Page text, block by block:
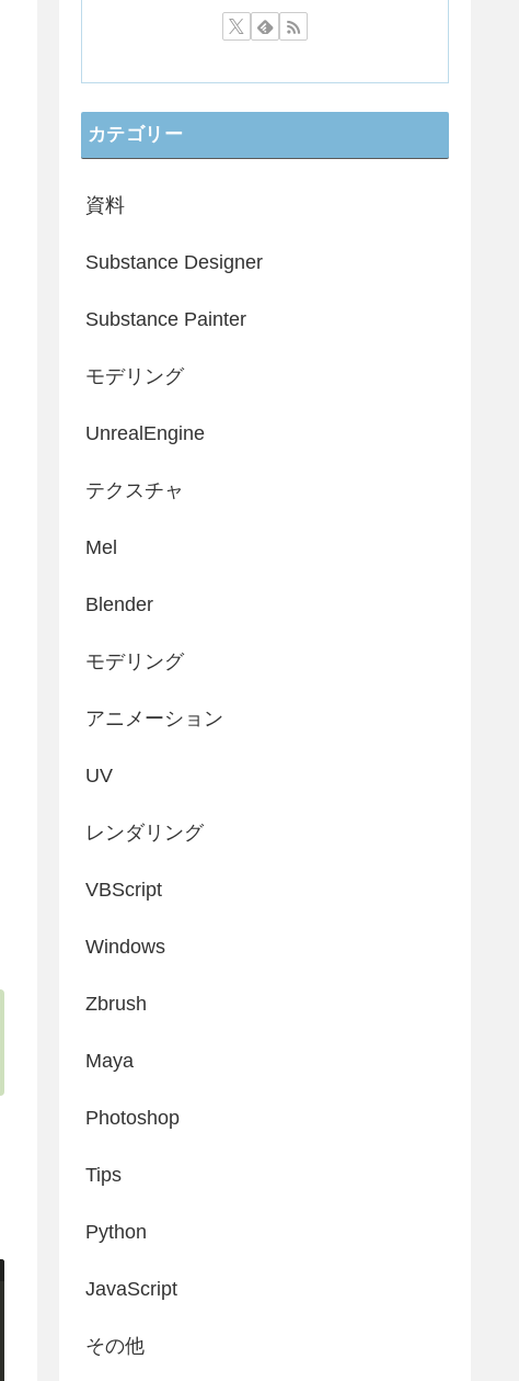
カテゴリー
資料
Substance Designer
Substance Painter
モデリング
UnrealEngine
テクスチャ
Mel
Blender
モデリング
アニメーション
UV
レンダリング
VBScript
Windows
Zbrush
Maya
Photoshop
Tips
Python
JavaScript
その他